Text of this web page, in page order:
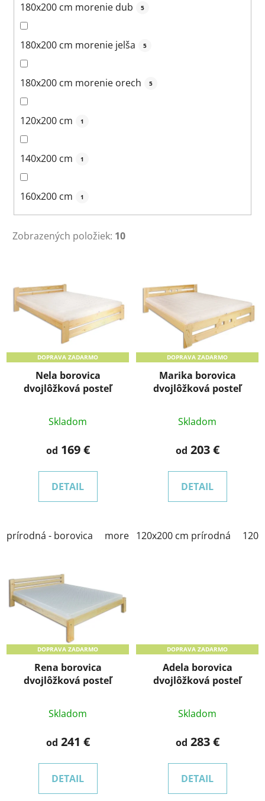
180x200 cm morenie dub 5
180x200 cm morenie jelša 5
180x200 cm morenie orech 5
120x200 cm 1
140x200 cm 1
160x200 cm 1
Zobrazených položiek: 10
r
DOPRAVA ZADARMO
Nela borovica
dvojlôžková posteľ
Skladom
od 169 €
DETAIL
prírodná - borovica morenie jelša morenie dub
DOPRAVA ZADARMO
Marika borovica
dvojlôžková posteľ
Skladom
od 203 €
DETAIL
120x200 cm prírodná
DOPRAVA ZADARMO
Rena borovica
dvojlôžková posteľ
Skladom
od 241 €
DETAIL
DOPRAVA ZADARMO
Adela borovica
dvojlôžková posteľ
Skladom
od 283 €
DETAIL